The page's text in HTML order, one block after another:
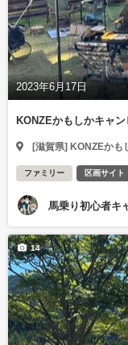
2023年6月17日
KONZEかもしかキャ
[滋賀県] KONZEかも
ファミリー 区画サイト
馬乗り初心者キ
14